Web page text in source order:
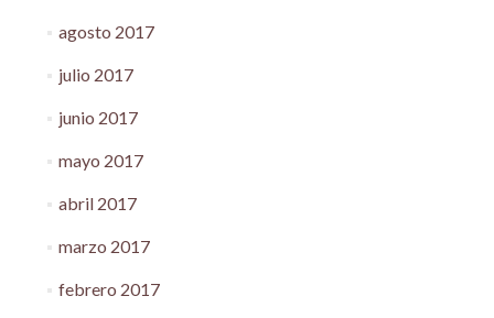
agosto 2017
julio 2017
junio 2017
mayo 2017
abril 2017
marzo 2017
febrero 2017